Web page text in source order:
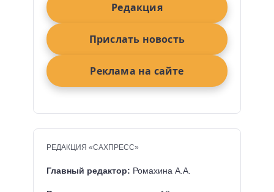
Редакция
Прислать новость
Реклама на сайте
РЕДАКЦИЯ «САХПРЕСС»
Главный редактор: Ромахина А.А.